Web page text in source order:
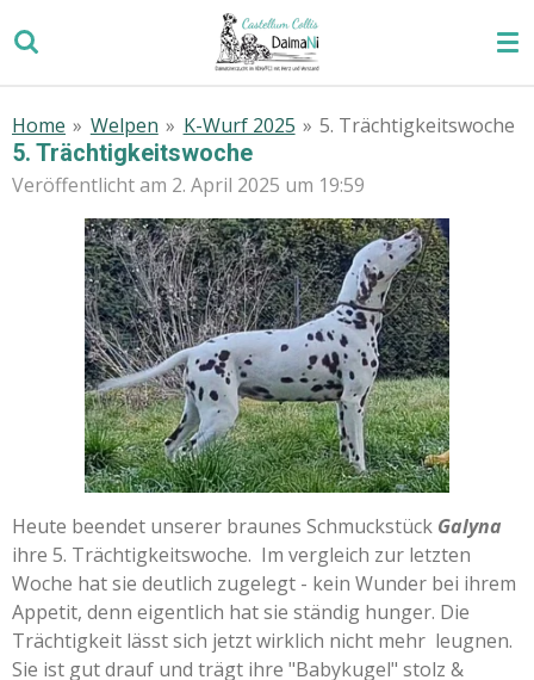
Hauptinhalt
Home » Welpen » K-Wurf 2025 » 5. Trächtigkeitswoche
5. Trächtigkeitswoche
Veröffentlicht am 2. April 2025 um 19:59
Heute beendet unserer braunes Schmuckstück Galyna
ihre 5. Trächtigkeitswoche. Im vergleich zur letzten
Woche hat sie deutlich zugelegt - kein Wunder bei ihrem
Appetit, denn eigentlich hat sie ständig hunger. Die
Trächtigkeit lässt sich jetzt wirklich nicht mehr leugnen.
Sie ist gut drauf und trägt ihre "Babykugel" stolz &